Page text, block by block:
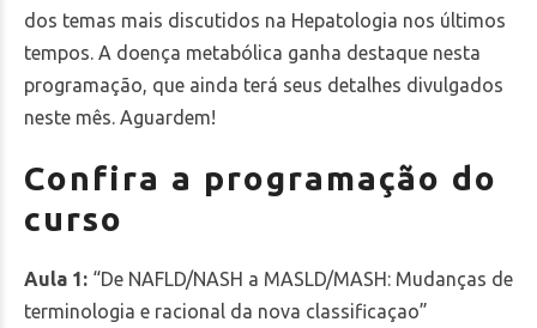
dos temas mais discutidos na Hepatologia nos últimos
tempos. A doença metabólica ganha destaque nesta
programação, que ainda terá seus detalhes divulgados
neste mês. Aguardem!
Confira a programação do
curso
Aula 1: “De NAFLD/NASH a MASLD/MASH: Mudanças de
terminologia e racional da nova classificaçao”